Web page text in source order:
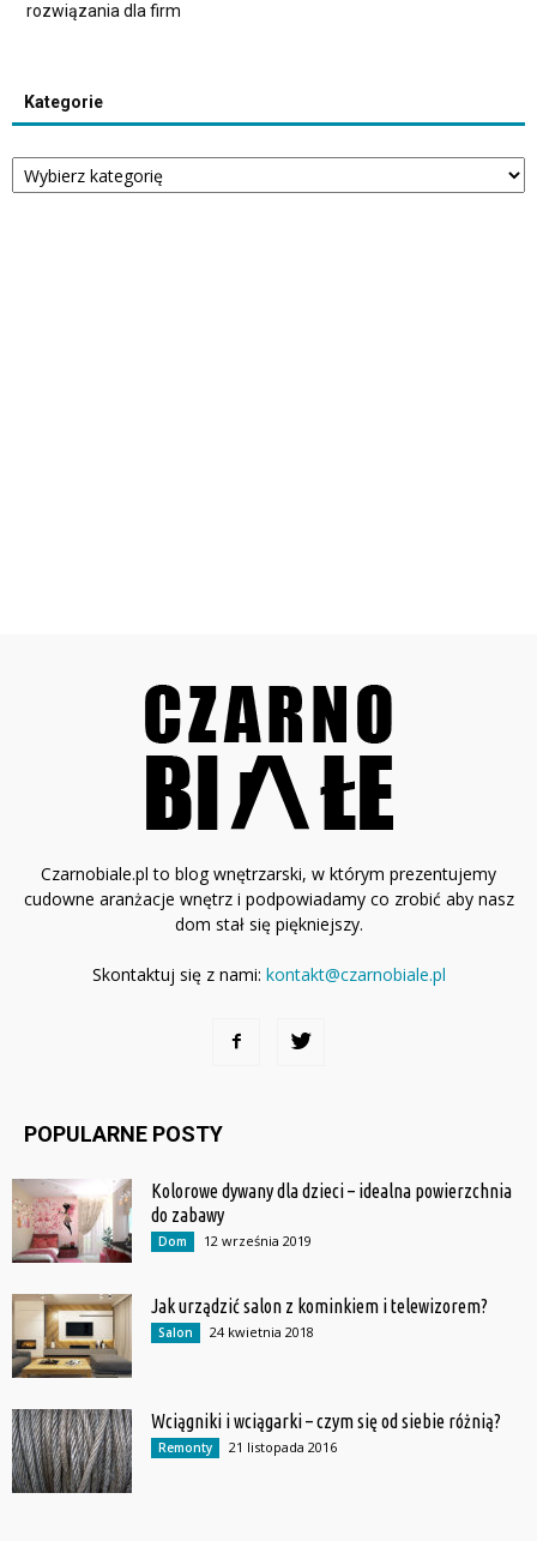
rozwiązania dla firm
Kategorie
Kategorie
Czarnobiale.pl to blog wnętrzarski, w którym prezentujemy
cudowne aranżacje wnętrz i podpowiadamy co zrobić aby nasz
dom stał się piękniejszy.
Skontaktuj się z nami: kontakt@czarnobiale.pl
POPULARNE POSTY
Kolorowe dywany dla dzieci – idealna powierzchnia
do zabawy
Dom 12 września 2019
Jak urządzić salon z kominkiem i telewizorem?
Salon 24 kwietnia 2018
Wciągniki i wciągarki – czym się od siebie różnią?
Remonty 21 listopada 2016